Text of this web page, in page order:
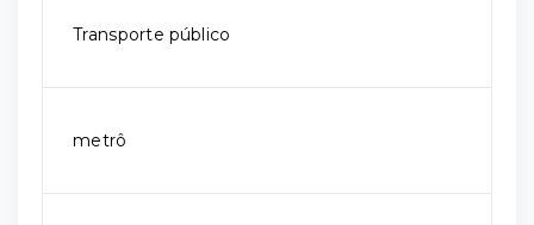
Transporte público
metrô